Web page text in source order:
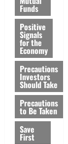
Funds
Positive
Signals
for the
Economy
Precautions
Investors
Should Take
Precautions
to Be Taken
Save
First